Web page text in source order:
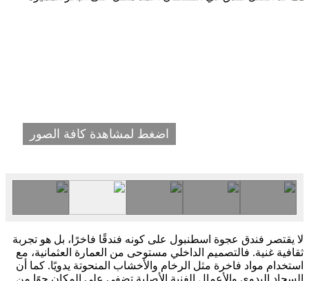
اضغط لمشاهدة كافة الصور
لا يقتصر فندق عجوة اسطنبول على كونه فندقًا فاخرًا، بل هو تجربة
ثقافية غنية. فالتصميم الداخلي مستوحى من العمارة العثمانية، مع
استخدام مواد فاخرة مثل الرخام والأخشاب المنحوتة يدويًا. كما أن
السجاد اليدوي والأعمال الفنية الأصلية تضفي على المكان جوًا من